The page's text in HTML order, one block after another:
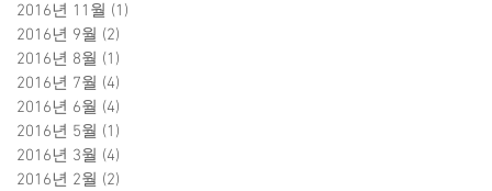
2016년 11월 (1)
2016년 9월 (2)
2016년 8월 (1)
2016년 7월 (4)
2016년 6월 (4)
2016년 5월 (1)
2016년 3월 (4)
2016년 2월 (2)